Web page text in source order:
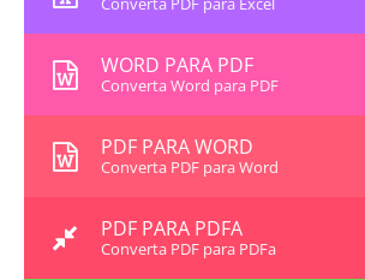
WORD PARA PDF
Converta Word para PDF
PDF PARA WORD
Converta PDF para Word
PDF PARA PDFA
Converta PDF para PDFa